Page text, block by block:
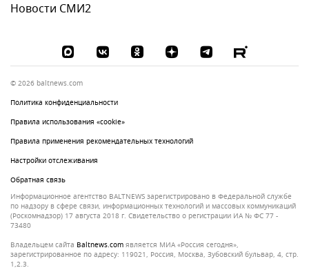
Новости СМИ2
© 2026 baltnews.com
Политика конфиденциальности
Правила использования «cookie»
Правила применения рекомендательных технологий
Настройки отслеживания
Обратная связь
Информационное агентство BALTNEWS зарегистрировано в Федеральной службе
по надзору в сфере связи, информационных технологий и массовых коммуникаций
(Роскомнадзор) 17 августа 2018 г. Свидетельство о регистрации ИА № ФС 77 -
73480
Владельцем сайта
baltnews.com является МИА «Россия сегодня»,
зарегистрированное по адресу: 119021, Россия, Москва, Зубовский бульвар, 4, стр.
1,2.3.